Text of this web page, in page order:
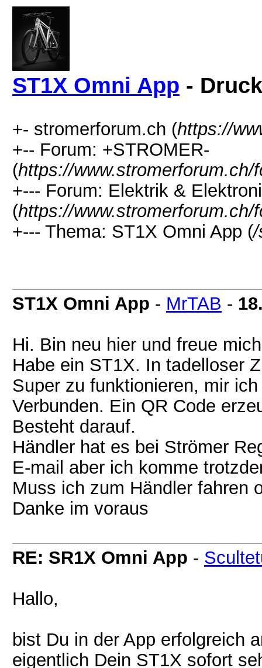
ST1X Omni App -
+- stromerforum.ch (https://
+-- Forum: +STROMER-
(https://www.stromerforum.ch/
+--- Forum: Elektrik &
(https://www.stromerforum.ch/
+--- Thema: ST1X Omni App (/
ST1X Omni App - MrTAB -
Hi. Bin neu hier und freue
Habe ein ST1X. In tadelloser
Super zu funktionieren, mir
Verbunden. Ein QR Code
Besteht darauf.
Händler hat es bei Strömer
E-mail aber ich komme
Muss ich zum Händler fahren
Danke im voraus
RE: SR1X Omni App -
Hallo,
bist Du in der App erfolgreich
eigentlich Dein ST1X sofort